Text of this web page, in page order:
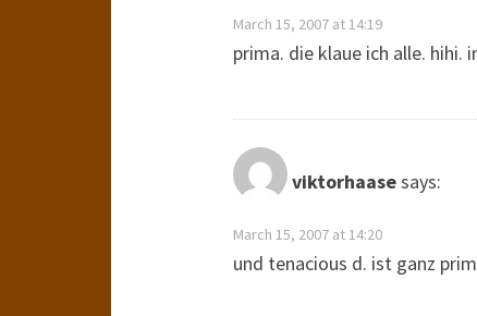
March 15, 2007 at 14:19
prima. die klaue ich alle. hihi.
viktorhaasesays:
March 15, 2007 at 14:20
und tenacious d. ist ganz